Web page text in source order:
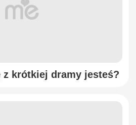
z krótkiej dramy jesteś?